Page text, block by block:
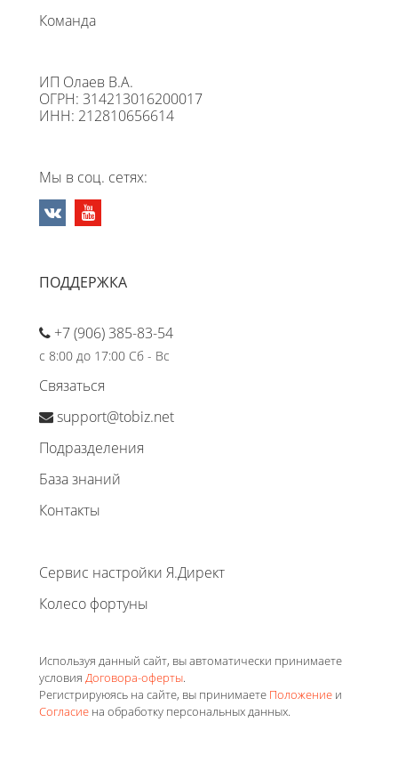
Команда
ИП Олаев В.А.
ОГРН: 314213016200017
ИНН: 212810656614
Мы в соц. сетях:
ПОДДЕРЖКА
+7 (906) 385-83-54
с 8:00 до 17:00 Сб - Вс
Связаться
support@tobiz.net
Подразделения
База знаний
Контакты
Сервис настройки Я.Директ
Колесо фортуны
Используя данный сайт, вы автоматически принимаете
условия Договора-оферты.
Регистрируюясь на сайте, вы принимаете Положение и
Согласие на обработку персональных данных.